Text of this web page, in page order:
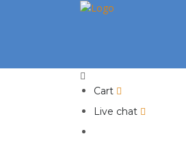
Cart
Live chat